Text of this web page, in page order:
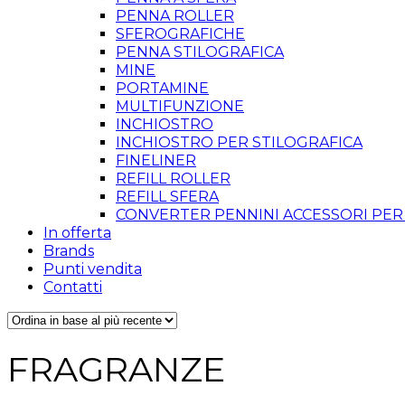
PENNA ROLLER
SFEROGRAFICHE
PENNA STILOGRAFICA
MINE
PORTAMINE
MULTIFUNZIONE
INCHIOSTRO
INCHIOSTRO PER STILOGRAFICA
FINELINER
REFILL ROLLER
REFILL SFERA
CONVERTER PENNINI ACCESSORI
In offerta
Brands
Punti vendita
Contatti
FRAGRANZE